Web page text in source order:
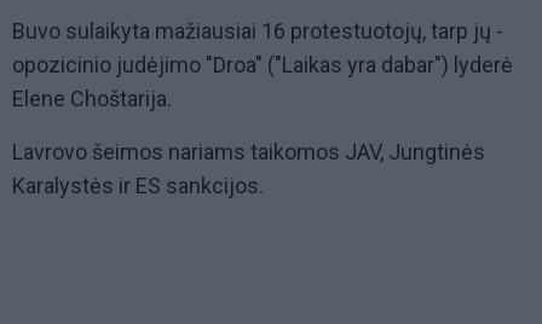
Buvo sulaikyta mažiausiai 16 protestuotojų, tarp jų -
opozicinio judėjimo "Droa" ("Laikas yra dabar") lyderė
Elene Choštarija.
Lavrovo šeimos nariams taikomos JAV, Jungtinės
Karalystės ir ES sankcijos.